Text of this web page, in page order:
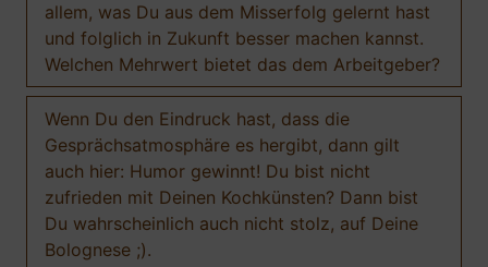
allem, was Du aus dem Misserfolg gelernt hast
und folglich in Zukunft besser machen kannst.
Welchen Mehrwert bietet das dem Arbeitgeber?
Wenn Du den Eindruck hast, dass die
Gesprächsatmosphäre es hergibt, dann gilt
auch hier: Humor gewinnt! Du bist nicht
zufrieden mit Deinen Kochkünsten? Dann bist
Du wahrscheinlich auch nicht stolz, auf Deine
Bolognese ;).